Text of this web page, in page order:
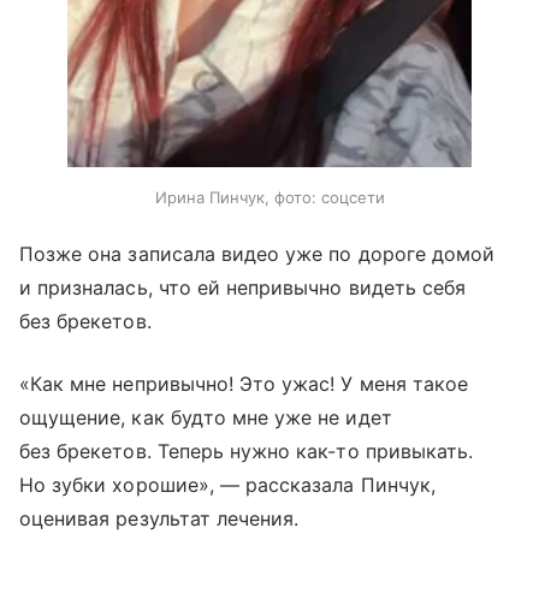
Ирина Пинчук, фото: соцсети
Позже она записала видео уже по дороге домой
и призналась, что ей непривычно видеть себя
без брекетов.
«Как мне непривычно! Это ужас! У меня такое
ощущение, как будто мне уже не идет
без брекетов. Теперь нужно как-то привыкать.
Но зубки хорошие», — рассказала Пинчук,
оценивая результат лечения.